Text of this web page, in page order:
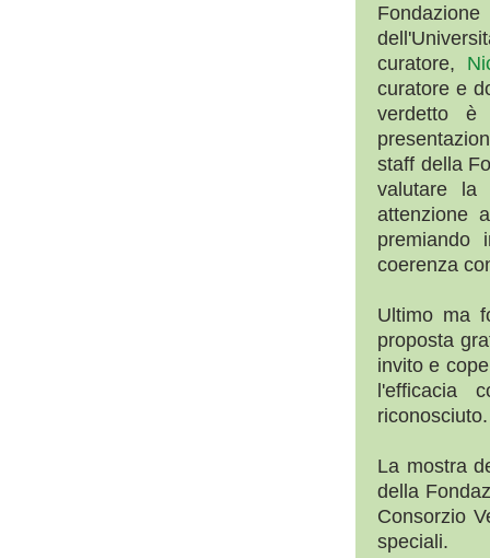
curatore,
curatore e
verdetto
staff della
valutare la
attenzione
coerenza
Ultimo ma
proposta
invito e
l'efficacia
riconosciuto.
La mostra
della
Consorzio
speciali.